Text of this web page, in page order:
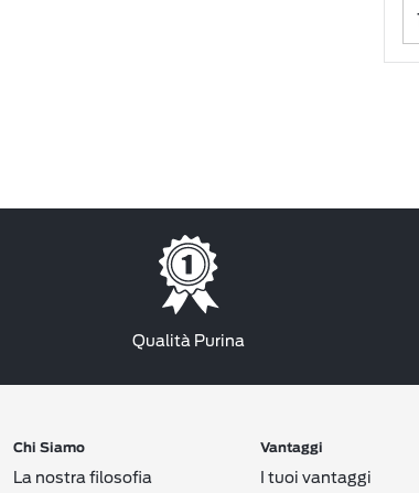
Qualità Purina
Chi Siamo
La nostra filosofia
Vantaggi
I tuoi vantaggi